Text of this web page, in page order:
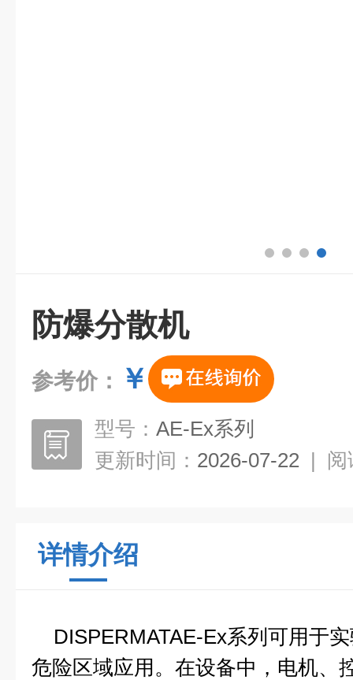
防爆分散机
参考价： ￥
型号： AE-Ex系列
更新时间： 2026-07-22 | 阅
详情介绍
DISPERMATAE-Ex系列可用于
危险区域应用。在设备中，电机、